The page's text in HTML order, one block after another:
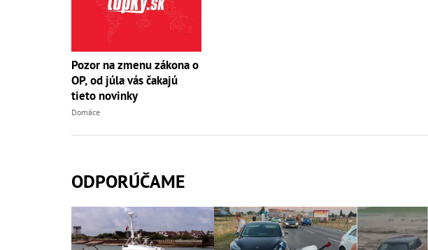
Pozor na zmenu zákona o
OP, od júla vás čakajú
tieto novinky
Domáce
ODPORÚČAME